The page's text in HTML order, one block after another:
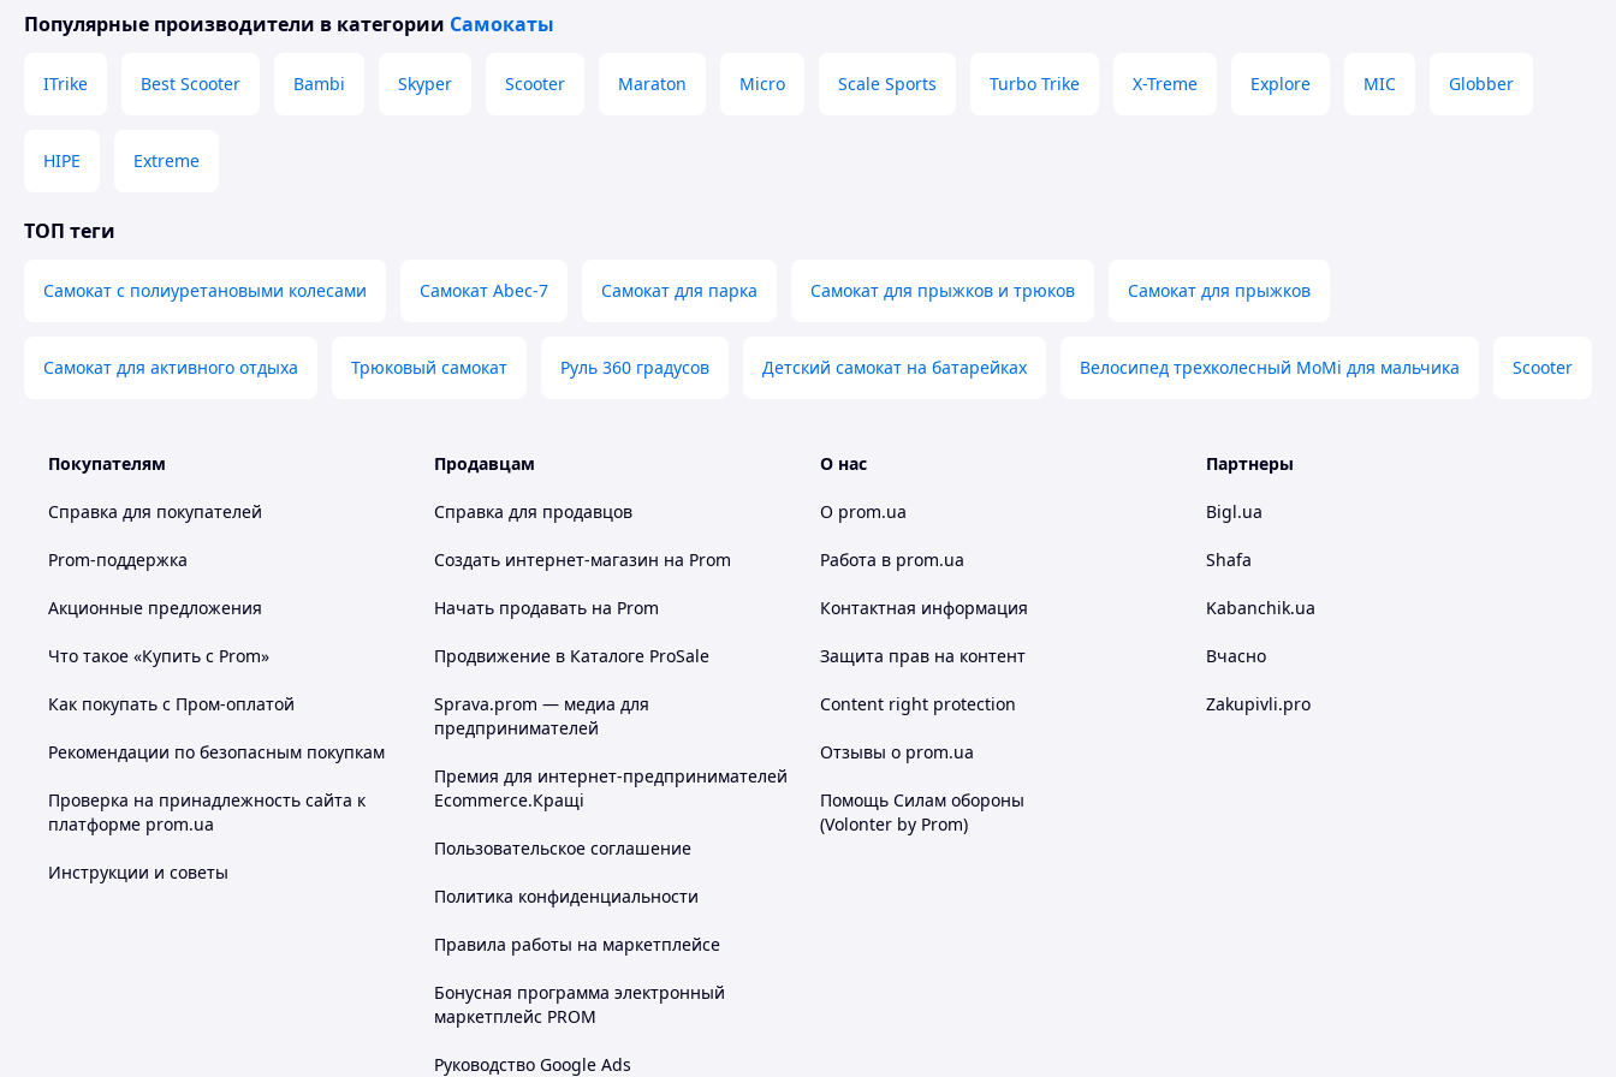
Популярные производители в категории Самокаты
ITrike Best Scooter Bambi Skyper Scooter Maraton Micro Scale Sports Turbo Trike X-Treme Explore MIC Globber
HIPE Extreme
ТОП теги
Самокат с полиуретановыми колесами Самокат Abec-7 Самокат для парка Самокат для прыжков и трюков Самокат для прыжков
Самокат для активного отдыха Трюковый самокат Руль 360 градусов Детский самокат на батарейках Велосипед трехколесный MoMi для мальчика Scooter
Покупателям
Справка для покупателей
Prom-поддержка
Акционные предложения
Что такое «Купить с Prom»
Как покупать с Пром-оплатой
Рекомендации по безопасным покупкам
Проверка на принадлежность сайта к
платформе prom.ua
Инструкции и советы
Продавцам
Справка для продавцов
Создать интернет-магазин на Prom
Начать продавать на Prom
Продвижение в Каталоге ProSale
Sprava.prom — медиа для
предпринимателей
Премия для интернет-предпринимателей
Ecommerce.Кращі
Пользовательское соглашение
Политика конфиденциальности
Правила работы на маркетплейсе
Бонусная программа электронный
маркетплейс PROM
Руководство Google Ads
О нас
О prom.ua
Работа в prom.ua
Контактная информация
Защита прав на контент
Content right protection
Отзывы о prom.ua
Помощь Силам обороны
(Volonter by Prom)
Партнеры
Bigl.ua
Shafa
Kabanchik.ua
Вчасно
Zakupivli.pro